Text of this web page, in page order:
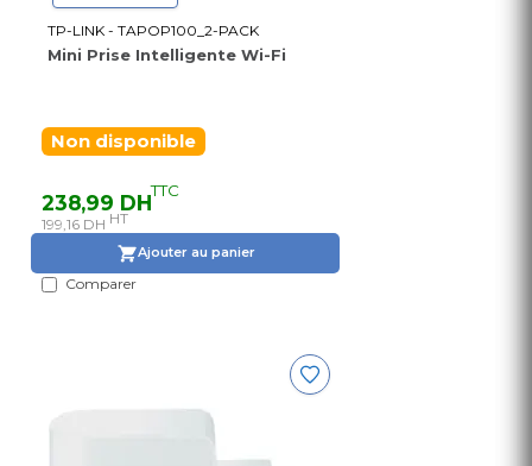
TP-LINK - TAPOP100_2-PACK
Mini Prise Intelligente Wi-Fi
Non disponible
238,99 DHTTC
199,16 DH HT
Ajouter au panier
Comparer